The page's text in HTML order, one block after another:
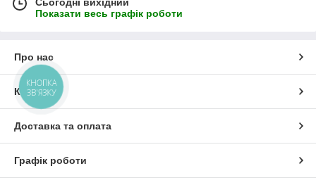
Показати весь графік роботи
Про нас
Контакти
Доставка та оплата
Графік роботи
КНОПКА
ЗВ'ЯЗКУ